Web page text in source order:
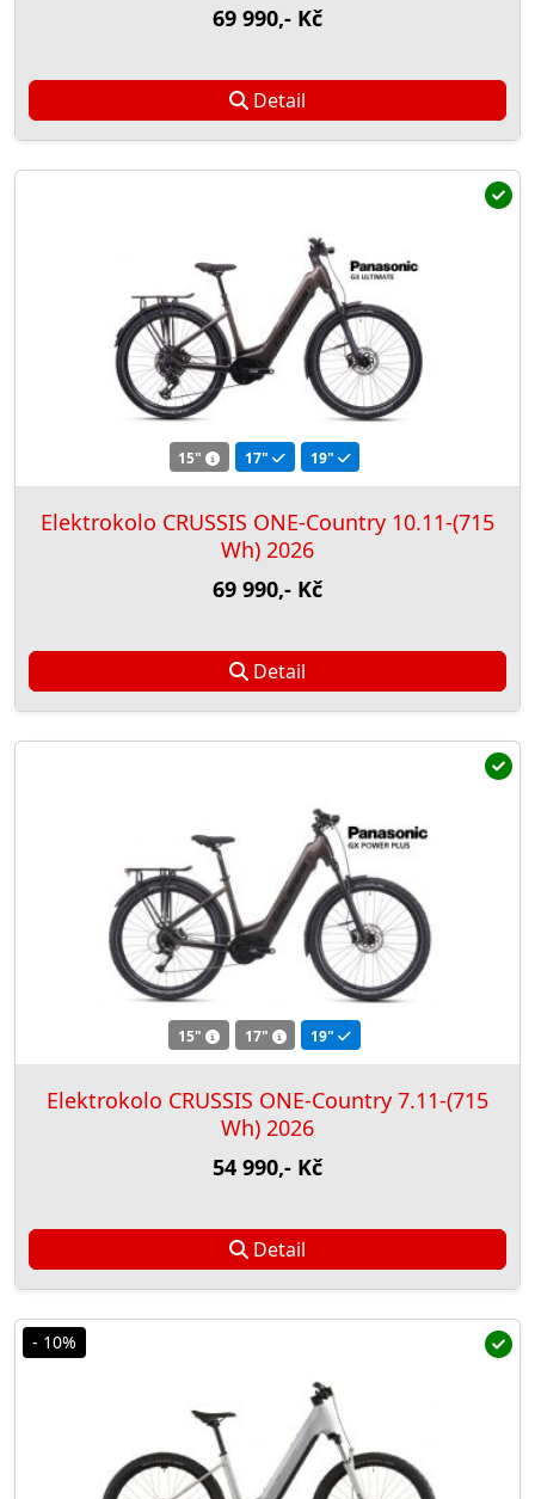
69 990,- Kč
Detail
15" 17" 19"
Elektrokolo CRUSSIS ONE-Country 10.11-(715
Wh) 2026
69 990,- Kč
Detail
15" 17" 19"
Elektrokolo CRUSSIS ONE-Country 7.11-(715
Wh) 2026
54 990,- Kč
Detail
- 10%